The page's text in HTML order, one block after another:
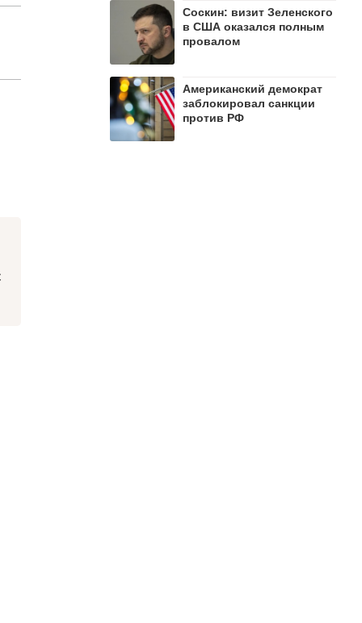
Соскин: визит Зеленского
в США оказался полным
провалом
Американский демократ
заблокировал санкции
против РФ